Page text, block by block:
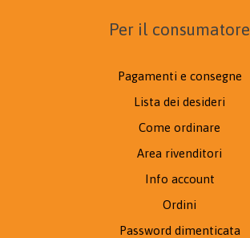
Per il consumatore
Pagamenti e consegne
Lista dei desideri
Come ordinare
Area rivenditori
Info account
Ordini
Password dimenticata